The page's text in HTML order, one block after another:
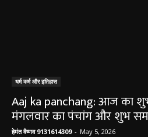
धर्म कर्म और इतिहास
Aaj ka panchang: आज का
मंगलवार का पंचांग और शुभ
हेमंत वैष्णव 9131614309 - May 5, 2026